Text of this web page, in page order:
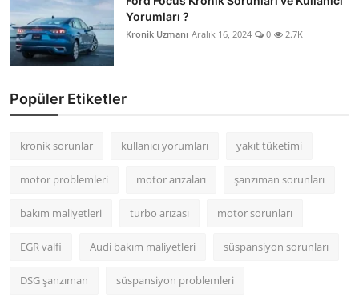
Yorumları ?
Kronik Uzmanı Aralık 16, 2024 0 2.7K
Popüler Etiketler
kronik sorunlar kullanıcı yorumları yakıt tüketimi
motor problemleri motor arızaları şanzıman sorunları
bakım maliyetleri turbo arızası motor sorunları
EGR valfi Audi bakım maliyetleri süspansiyon sorunları
DSG şanzıman süspansiyon problemleri